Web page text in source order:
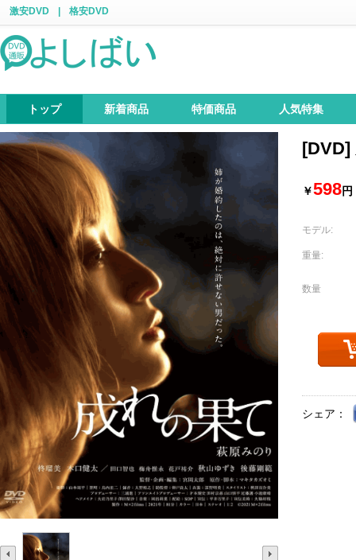
激安DVD 格安DVD
トップ 新着商品 特価商品 人気特集
[DVD]
￥598円
モデル:
重量:
数量
シェア：